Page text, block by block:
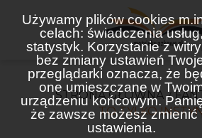
Używamy plików cookies
celach: świadczenia
statystyk. Korzystanie z
bez zmiany ustawień
przeglądarki oznacza, że
one umieszczane w
urządzeniu końcowym.
że zawsze możesz zmienić
ustawienia.
STRONA GŁÓWNA
TO TYLKO